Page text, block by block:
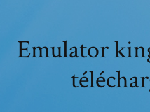
Emulator